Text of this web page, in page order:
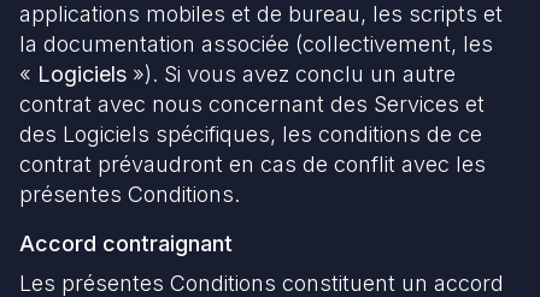
applications mobiles et de bureau, les scripts et
la documentation associée (collectivement, les
« Logiciels »). Si vous avez conclu un autre
contrat avec nous concernant des Services et
des Logiciels spécifiques, les conditions de ce
contrat prévaudront en cas de conflit avec les
présentes Conditions.
Accord contraignant
Les présentes Conditions constituent un accord